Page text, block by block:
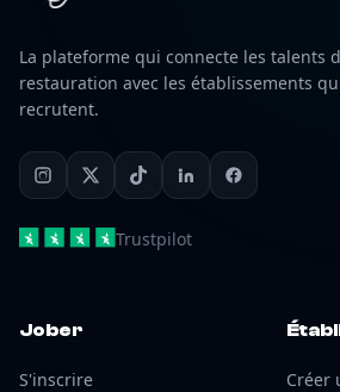
La plateforme qui connecte les talents
restauration avec les établissements
recrutent.
Trustpilot
Jober
S'inscrire
Créer